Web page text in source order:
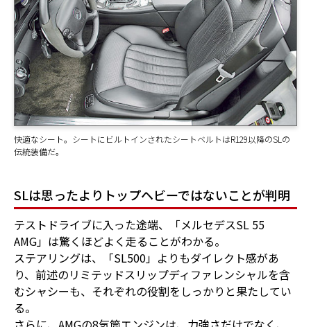
快適なシート。シートにビルトインされたシートベルトはR129以降のSLの
伝統装備だ。
SLは思ったよりトップヘビーではないことが判明
テストドライブに入った途端、「メルセデスSL 55
AMG」は驚くほどよく走ることがわかる。
ステアリングは、「SL500」よりもダイレクト感があ
り、前述のリミテッドスリップディファレンシャルを含
むシャシーも、それぞれの役割をしっかりと果たしてい
る。